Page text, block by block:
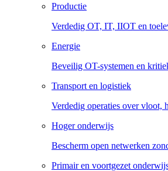
Productie
Verdedig OT, IT, IIOT en
Energie
Beveilig OT-systemen en
Transport en logistiek
Verdedig operaties over vloot,
Hoger onderwijs
Bescherm open netwerken
Primair en voortgezet